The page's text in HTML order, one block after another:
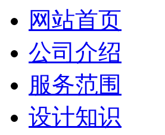
网站首页
公司介绍
服务范围
设计知识